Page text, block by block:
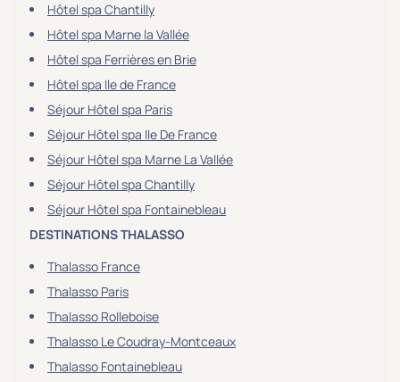
Hôtel spa Chantilly
Hôtel spa Marne la Vallée
Hôtel spa Ferrières en Brie
Hôtel spa Ile de France
Séjour Hôtel spa Paris
Séjour Hôtel spa Ile De France
Séjour Hôtel spa Marne La Vallée
Séjour Hôtel spa Chantilly
Séjour Hôtel spa Fontainebleau
DESTINATIONS THALASSO
Thalasso France
Thalasso Paris
Thalasso Rolleboise
Thalasso Le Coudray-Montceaux
Thalasso Fontainebleau